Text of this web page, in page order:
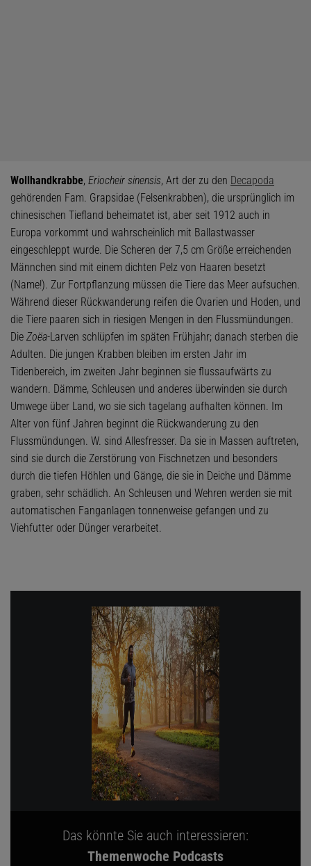
Wollhandkrabbe, Eriocheir sinensis, Art der zu den Decapoda
gehörenden Fam. Grapsidae (Felsenkrabben), die ursprünglich im
chinesischen Tiefland beheimatet ist, aber seit 1912 auch in
Europa vorkommt und wahrscheinlich mit Ballastwasser
eingeschleppt wurde. Die Scheren der 7,5 cm Größe erreichenden
Männchen sind mit einem dichten Pelz von Haaren besetzt
(Name!). Zur Fortpflanzung müssen die Tiere das Meer aufsuchen.
Während dieser Rückwanderung reifen die Ovarien und Hoden, und
die Tiere paaren sich in riesigen Mengen in den Flussmündungen.
Die Zoëa-Larven schlüpfen im späten Frühjahr; danach sterben die
Adulten. Die jungen Krabben bleiben im ersten Jahr im
Tidenbereich, im zweiten Jahr beginnen sie flussaufwärts zu
wandern. Dämme, Schleusen und anderes überwinden sie durch
Umwege über Land, wo sie sich tagelang aufhalten können. Im
Alter von fünf Jahren beginnt die Rückwanderung zu den
Flussmündungen. W. sind Allesfresser. Da sie in Massen auftreten,
sind sie durch die Zerstörung von Fischnetzen und besonders
durch die tiefen Höhlen und Gänge, die sie in Deiche und Dämme
graben, sehr schädlich. An Schleusen und Wehren werden sie mit
automatischen Fanganlagen tonnenweise gefangen und zu
Viehfutter oder Dünger verarbeitet.
Das könnte Sie auch interessieren:
Themenwoche Podcasts